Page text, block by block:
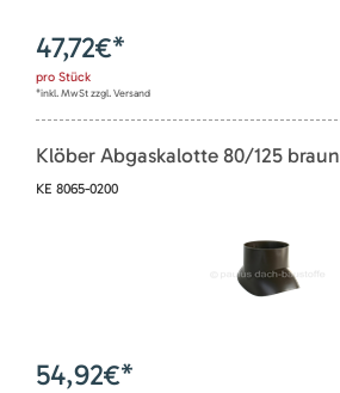
47,72€*
pro Stück
*inkl. MwSt zzgl. Versand
Klöber Abgaskalotte 80/125 braun
KE 8065-0200
54,92€*